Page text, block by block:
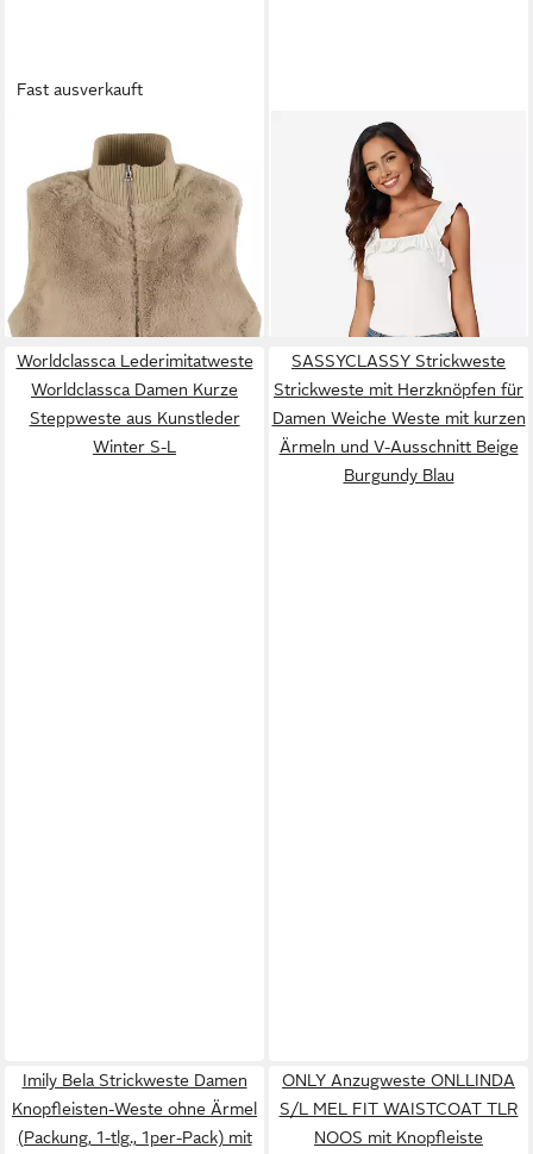
Fast ausverkauft
URBAN CLASSICS
Steppweste Urban Classics
Ladies Cropped Faux Fur Vest
69,99 €
IMILY BELAJerseyweste
Quadratischer Kragen Weste
mit Rüschen Besatzung
(Packung, 1-tlg., 1per-Pack) in
UVP49,98 €
Worldclassca Lederimitatweste
Worldclassca Damen Kurze
Steppweste aus Kunstleder
Winter S-L
SASSYCLASSY Strickweste
Strickweste mit Herzknöpfen für
Damen Weiche Weste mit kurzen
Ärmeln und V-Ausschnitt Beige
Burgundy Blau
Imily Bela Strickweste Damen
Knopfleisten-Weste ohne Ärmel
(Packung, 1-tlg., 1per-Pack) mit
ONLY Anzugweste ONLLINDA
S/L MEL FIT WAISTCOAT TLR
NOOS mit Knopfleiste